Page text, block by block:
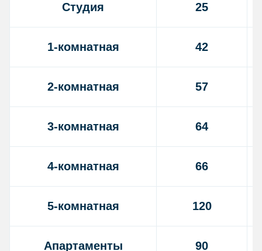
Студия 25
1-комнатная 42
2-комнатная 57
3-комнатная 64
4-комнатная 66
5-комнатная 120
Апартаменты 90